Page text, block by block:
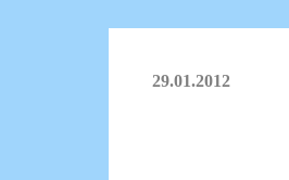
29.01.2012